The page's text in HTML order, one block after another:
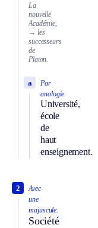
La
nouvelle
Académie,
→ les
successeurs
de
Platon.
Par
analogie.
Université,
école
de
haut
enseignement.
a
Avec
une
majuscule.
Société
2